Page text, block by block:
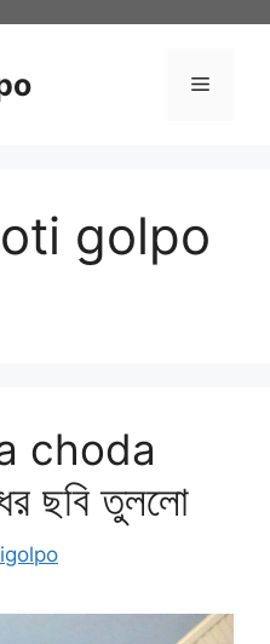
Menu
golpo
choda
ছবি তুললো